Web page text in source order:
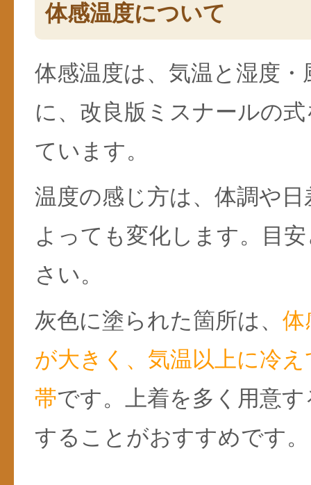
体感温度について
体感温度は、気温と湿度
に、改良版ミスナールの
ています。
温度の感じ方は、体調や
よっても変化します。目
さい。
灰色に塗られた箇所は、 体
が大きく、気温以上に冷
帯です。上着を多く用意
することがおすすめです。